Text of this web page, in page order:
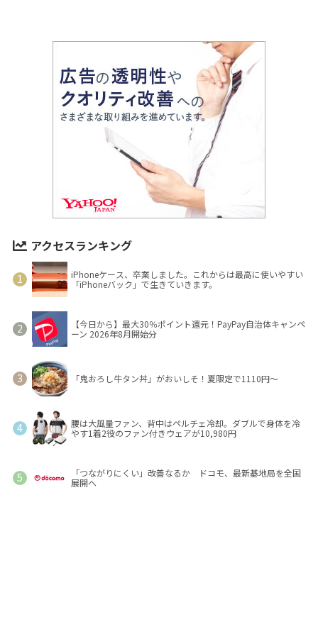
アクセスランキング
iPhoneケース、卒業しました。これからは最高に使いやすい
「iPhoneバック」で生きていきます。
【今日から】最大30％ポイント還元！PayPay自治体キャンペ
ーン 2026年8月開始分
「鬼おろし牛タン丼」がおいしそ！夏限定で1110円～
腰は大風量ファン、背中はペルチェ冷却。ダブルで身体を冷
やす1着2役のファン付きウェアが10,980円
「つながりにくい」改善なるか ドコモ、最新基地局を全国
展開へ